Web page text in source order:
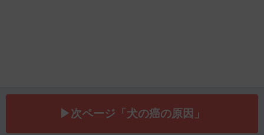
▶次ページ「犬の癌の原因」